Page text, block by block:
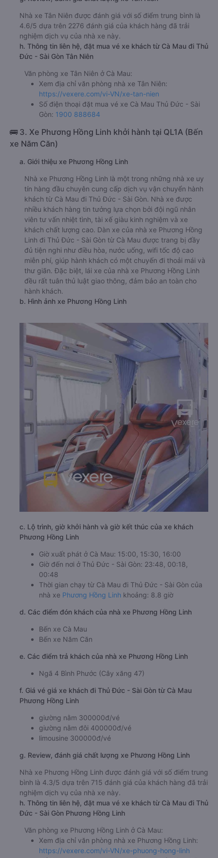
Nhà xe Tân Niên được đánh giá với số điểm trung bình là
4.6/5 dựa trên 2276 đánh giá của khách hàng đã trải
nghiệm dịch vụ của nhà xe này.
h. Thông tin liên hệ, đặt mua vé xe khách từ Cà Mau đi Thủ
Đức - Sài Gòn Tân Niên
Văn phòng xe Tân Niên ở Cà Mau:
Xem địa chỉ văn phòng nhà xe Tân Niên:
https://vexere.com/vi-VN/xe-tan-nien
Số điện thoại đặt mua vé xe Cà Mau Thủ Đức - Sài
Gòn: 1900 888684
🚌 3. Xe Phương Hồng Linh khởi hành tại QL1A (Bến
xe Năm Căn)
a. Giới thiệu xe Phương Hồng Linh
Nhà xe Phương Hồng Linh là một trong những nhà xe uy
tín hàng đầu chuyên cung cấp dịch vụ vận chuyển hành
khách từ Cà Mau đi Thủ Đức - Sài Gòn. Nhà xe được
nhiều khách hàng tin tưởng lựa chọn bởi đội ngũ nhân
viên tư vấn nhiệt tình, tài xế giàu kinh nghiệm và xe
khách chất lượng cao. Dàn xe của nhà xe Phương Hồng
Linh đi Thủ Đức - Sài Gòn từ Cà Mau được trang bị đầy
đủ tiện nghi như điều hòa, nước uống, wifi tốc độ cao
miễn phí, giúp hành khách có một chuyến đi thoải mái và
thư giãn. Đặc biệt, lái xe của nhà xe Phương Hồng Linh
đều rất tuân thủ luật giao thông, đảm bảo an toàn cho
hành khách.
b. Hình ảnh xe Phương Hồng Linh
c. Lộ trình, giờ khởi hành và giờ kết thúc của xe khách
Phương Hồng Linh
Giờ xuất phát ở Cà Mau: 15:00, 15:30, 16:00
Giờ đến nơi ở Thủ Đức - Sài Gòn: 23:48, 00:18,
00:48
Thời gian chạy từ Cà Mau đi Thủ Đức - Sài Gòn của
nhà xe Phương Hồng Linh khoảng: 8.8 giờ
d. Các điểm đón khách của nhà xe Phương Hồng Linh
Bến xe Cà Mau
Bến xe Năm Căn
e. Các điểm trả khách của nhà xe Phương Hồng Linh
Ngã 4 Bình Phước (Cây xăng 47)
f. Giá vé giá xe khách đi Thủ Đức - Sài Gòn từ Cà Mau
Phương Hồng Linh
giường nằm 300000đ/vé
giường nằm đôi 400000đ/vé
limousine 300000đ/vé
g. Review, đánh giá chất lượng xe Phương Hồng Linh
Nhà xe Phương Hồng Linh được đánh giá với số điểm trung
bình là 4.3/5 dựa trên 715 đánh giá của khách hàng đã trải
nghiệm dịch vụ của nhà xe này.
h. Thông tin liên hệ, đặt mua vé xe khách từ Cà Mau đi Thủ
Đức - Sài Gòn Phương Hồng Linh
Văn phòng xe Phương Hồng Linh ở Cà Mau:
Xem địa chỉ văn phòng nhà xe Phương Hồng Linh:
https://vexere.com/vi-VN/xe-phuong-hong-linh